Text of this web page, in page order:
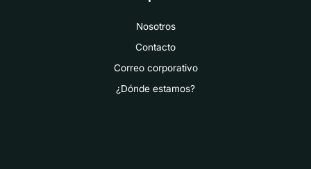
Nosotros
Contacto
Correo corporativo
¿Dónde estamos?